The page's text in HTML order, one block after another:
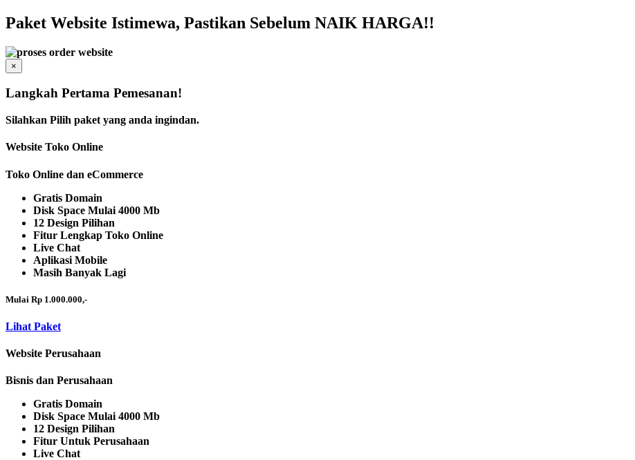
Paket Website Istimewa, Pastikan Sebelum NAIK HARGA!!
×
Langkah Pertama Pemesanan!
Silahkan Pilih paket yang anda ingindan.
Website Toko Online
Toko Online dan eCommerce
Gratis Domain
Disk Space Mulai 4000 Mb
12 Design Pilihan
Fitur Lengkap Toko Online
Live Chat
Aplikasi Mobile
Masih Banyak Lagi
Mulai Rp 1.000.000,-
Lihat Paket
Website Perusahaan
Bisnis dan Perusahaan
Gratis Domain
Disk Space Mulai 4000 Mb
12 Design Pilihan
Fitur Untuk Perusahaan
Live Chat